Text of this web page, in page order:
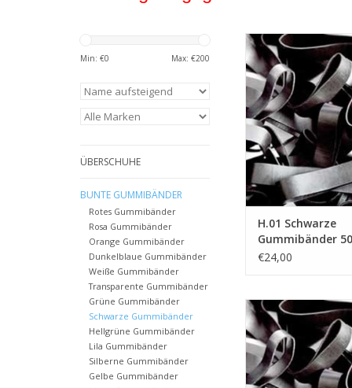
Min: €0 Max: €200
ÜBERSCHUHE
BUNTE GUMMIBÄNDER
Rotes Gummibänder
Rosa Gummibänder
Orange Gummibänder
Dunkelblaue Gummibänder
Weiße Gummibänder
Transparente Gummibänder
Grüne Gummibänder
Schwarze Gummibänder
Hellgrüne Gummibänder
Lila Gummibänder
Silberne Gummibänder
Gelbe Gummibänder
Schwarze
Breite 2 mm
Der Preis gilt für 500
ZUM WARENKORB
H.01 Schwarze
Gummibänder
Breite 2 mm
€24,00
Black H.05
Gummibänder 50
mm
ZUM WARENKORB